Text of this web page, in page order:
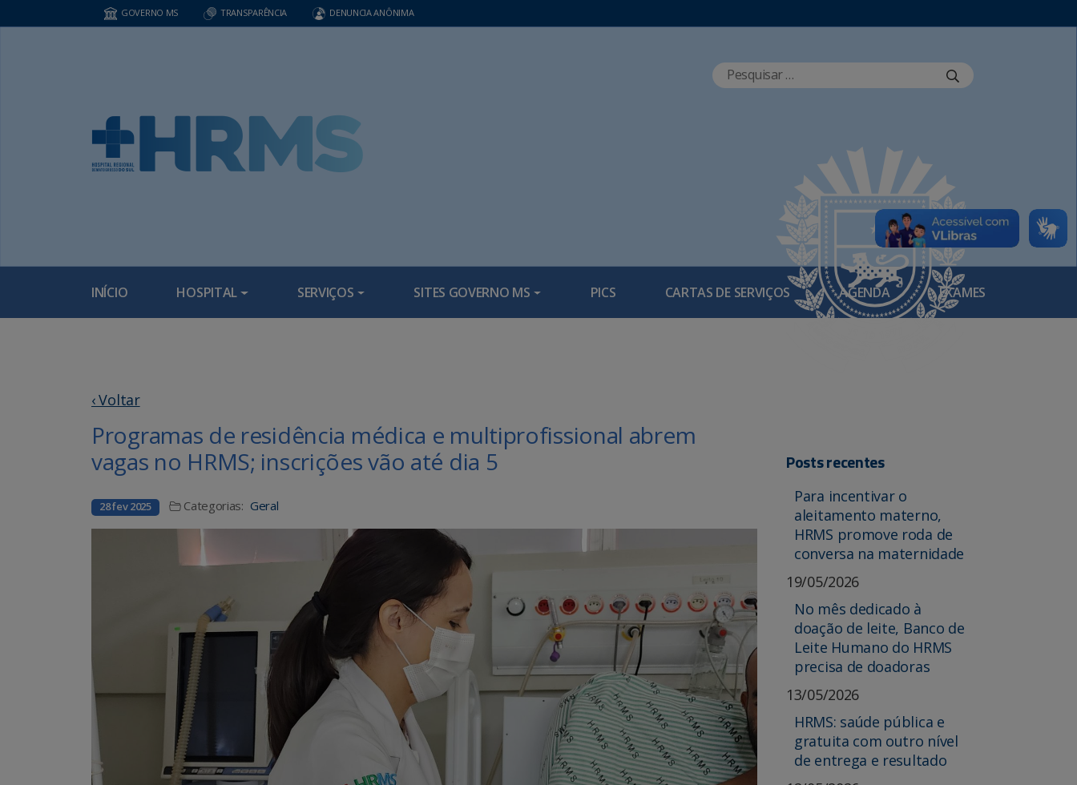
GOVERNO MS TRANSPARÊNCIA DENUNCIA ANÔNIMA
INÍCIO HOSPITAL SERVIÇOS SITES GOVERNO MS PICS CARTAS DE SERVIÇOS AGENDA EXAMES
‹ Voltar
Programas de residência médica e multiprofissional abrem
vagas no HRMS; inscrições vão até dia 5
28 fev 2025 Categorias: Geral
Posts recentes
Para incentivar o
aleitamento materno,
HRMS promove roda de
conversa na maternidade
19/05/2026
No mês dedicado à
doação de leite, Banco de
Leite Humano do HRMS
precisa de doadoras
13/05/2026
HRMS: saúde pública e
gratuita com outro nível
de entrega e resultado